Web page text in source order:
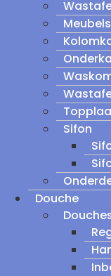
Sifon
Douche